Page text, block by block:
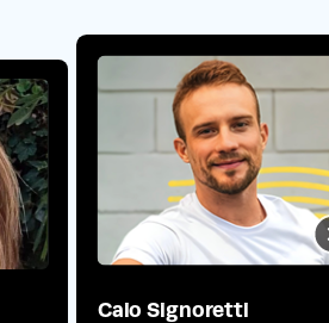
Caio Signoretti